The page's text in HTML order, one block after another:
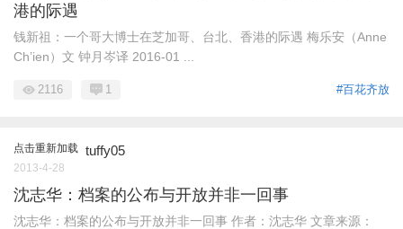
港的际遇
钱新祖：一个哥大博士在芝加哥、台北、香港的际遇 梅乐安（Anne
Ch’ien）文 钟月岑译 2016-01 ...
#百花齐放
2116 1
点击重新加载 tuffy05
2013-4-28
沈志华：档案的公布与开放并非一回事
沈志华：档案的公布与开放并非一回事 作者：沈志华 文章来源：